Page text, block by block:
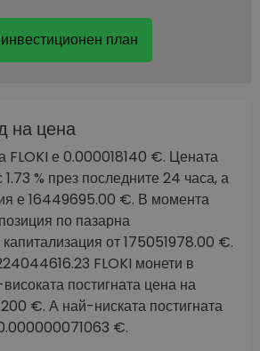
план
на цена
FLOKI е 0.000018140 €. Цената
% през последните 24 часа, а
е 16449695.00 €. В момента
по пазарна
капитализация от 175051978.00 €.
FLOKI монети в
постигната цена на
€. А най-ниската постигната
€.